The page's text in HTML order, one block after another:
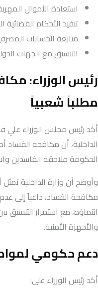
استعادة الأموال
تنفيذ الأحكام القضائية
متابعة الحسابات
التنسيق مع الجهات
رئيس الوزراء:
مطلباً شعبياً
أكد رئيس مجلس الوزراء علي
الداخلية، أن مكافحة
الحكومة ملاحقة الفاسدين
وأوضح أن وزارة الداخلية
مكافحة الفساد، داعياً إلى
انتماؤه، مع استمرار التنسيق
والأجهزة الأمنية.
دعم حكومي
أكد رئيس الوزراء على: